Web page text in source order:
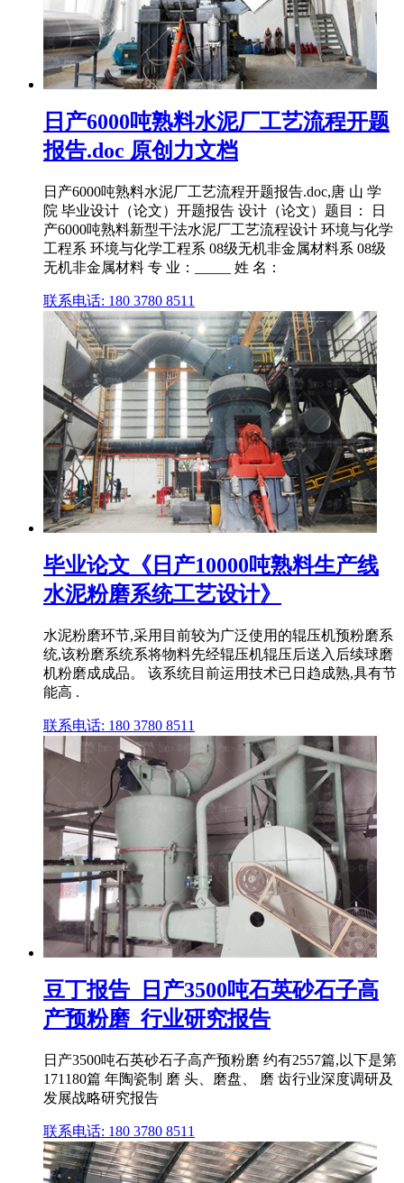
日产6000吨熟料水泥厂工艺流程开题
报告.doc 原创力文档
日产6000吨熟料水泥厂工艺流程开题报告.doc,唐 山 学
院 毕业设计（论文）开题报告 设计（论文）题目： 日
产6000吨熟料新型干法水泥厂工艺流程设计 环境与化学
工程系 环境与化学工程系 08级无机非金属材料系 08级
无机非金属材料 专 业：_____ 姓 名：
联系电话: 180 3780 8511
毕业论文《日产10000吨熟料生产线
水泥粉磨系统工艺设计》
水泥粉磨环节,采用目前较为广泛使用的辊压机预粉磨系
统,该粉磨系统系将物料先经辊压机辊压后送入后续球磨
机粉磨成成品。 该系统目前运用技术已日趋成熟,具有节
能高 .
联系电话: 180 3780 8511
豆丁报告_日产3500吨石英砂石子高
产预粉磨_行业研究报告
日产3500吨石英砂石子高产预粉磨 约有2557篇,以下是第
171180篇 年陶瓷制 磨 头、磨盘、 磨 齿行业深度调研及
发展战略研究报告
联系电话: 180 3780 8511